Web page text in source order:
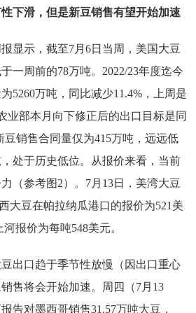
下滑，但是新豆销售有望开始加速
显示，截至7月6日当周，美国大豆
一周前的78万吨。2022/23年度迄今
5260万吨，同比减少11.4%，上周是
业部本月向下修正后的出口目标是同
豆销售合同量仅为415万吨，远远低
处于历史低位。从报价来看，当前
（参考图2）。7月13日，美湾大豆
大豆在帕拉纳瓜港口的报价为521美
报价为每吨548美元。
出口趋于季节性放慢（因出口重心
售将会开始加速。周四（7月13
告对墨西哥销售31.57万吨大豆，